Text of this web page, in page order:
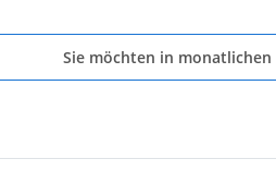
Sie möchten in monatlichen